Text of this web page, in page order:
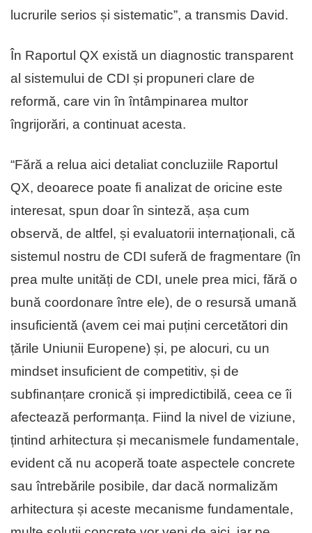
lucrurile serios și sistematic”, a transmis David.
În Raportul QX există un diagnostic transparent
al sistemului de CDI și propuneri clare de
reformă, care vin în întâmpinarea multor
îngrijorări, a continuat acesta.
“Fără a relua aici detaliat concluziile Raportul
QX, deoarece poate fi analizat de oricine este
interesat, spun doar în sinteză, așa cum
observă, de altfel, și evaluatorii internaționali, că
sistemul nostru de CDI suferă de fragmentare (în
prea multe unități de CDI, unele prea mici, fără o
bună coordonare între ele), de o resursă umană
insuficientă (avem cei mai puțini cercetători din
țările Uniunii Europene) și, pe alocuri, cu un
mindset insuficient de competitiv, și de
subfinanțare cronică și impredictibilă, ceea ce îi
afectează performanța. Fiind la nivel de viziune,
țintind arhitectura și mecanismele fundamentale,
evident că nu acoperă toate aspectele concrete
sau întrebările posibile, dar dacă normalizăm
arhitectura și aceste mecanisme fundamentale,